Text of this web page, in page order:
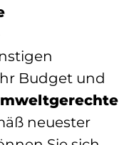
Budget und
neuester